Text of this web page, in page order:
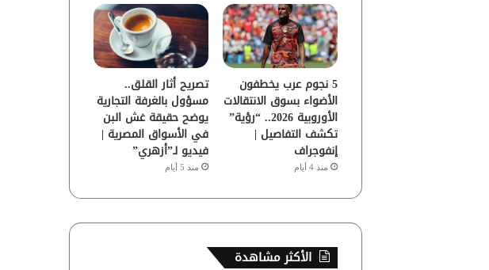
5 نجوم عرب يخطفون
الأضواء بسوق الانتقالات
الأوروبية 2026.. “رؤية”
تكشف التفاصيل |
إنفوجراف
منذ 4 أيام
تصريح أثار القلق..
مسؤول بالغرفة التجارية
يوضح حقيقة غش البن
في الأسواق المصرية |
فيديو لـ”أزهري”
منذ 5 أيام
الأكثر مشاهدة